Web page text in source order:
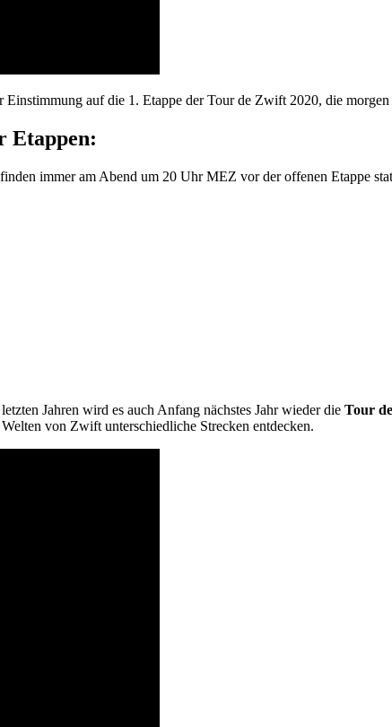
Einstimmung auf die 1. Etappe der Tour de Zwift 2020, die morgen
Etappen:
immer am Abend um 20 Uhr MEZ vor der offenen Etappe
Jahren wird es auch Anfang nächstes Jahr wieder die Tour
von Zwift unterschiedliche Strecken entdecken.